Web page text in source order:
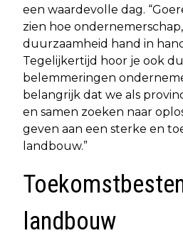
een waardevolle dag.
zien hoe
duurzaamheid hand in
Tegelijkertijd hoor je ook
belemmeringen
belangrijk dat we als
en samen zoeken naar
geven aan een sterke en
landbouw.”
landbouw